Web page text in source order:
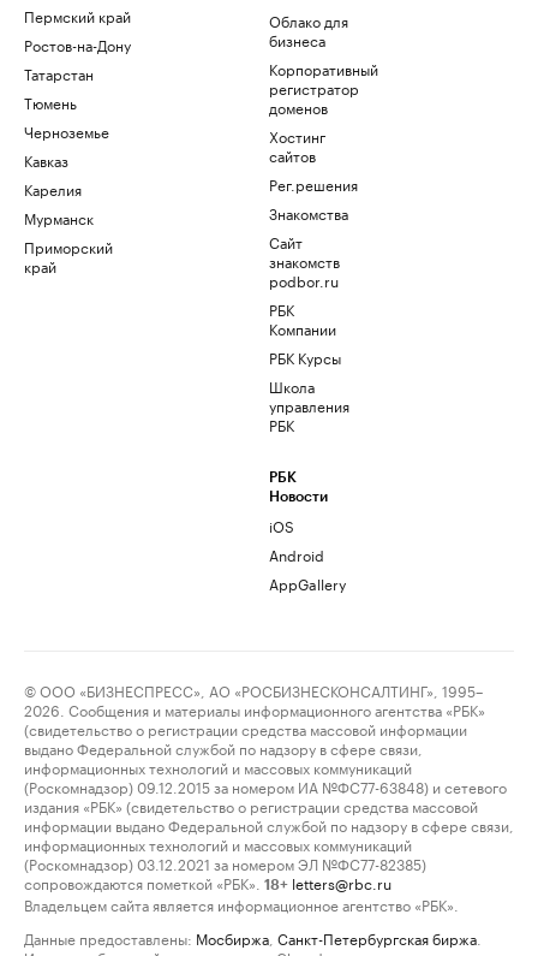
Пермский край
Ростов-на-Дону
Татарстан
Тюмень
Черноземье
Кавказ
Карелия
Мурманск
Приморский
край
Облако для
бизнеса
Корпоративный
регистратор
доменов
Хостинг
сайтов
Рег.решения
Знакомства
Сайт
знакомств
podbor.ru
РБК
Компании
РБК Курсы
Школа
управления
РБК
РБК
Новости
iOS
Android
AppGallery
© ООО «БИЗНЕСПРЕСС», АО «РОСБИЗНЕСКОНСАЛТИНГ», 1995–
2026. Сообщения и материалы информационного агентства «РБК»
(свидетельство о регистрации средства массовой информации
выдано Федеральной службой по надзору в сфере связи,
информационных технологий и массовых коммуникаций
(Роскомнадзор) 09.12.2015 за номером ИА №ФС77-63848) и сетевого
издания «РБК» (свидетельство о регистрации средства массовой
информации выдано Федеральной службой по надзору в сфере связи,
информационных технологий и массовых коммуникаций
(Роскомнадзор) 03.12.2021 за номером ЭЛ №ФС77-82385)
сопровождаются пометкой «РБК».
18+ letters@rbc.ru
Владельцем сайта является информационное агентство «РБК».
Данные предоставлены: Мосбиржа Санкт-Петербургская биржа